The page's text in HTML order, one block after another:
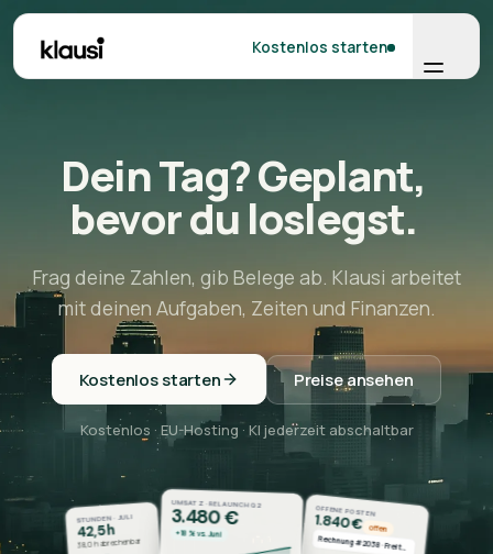
Kostenlos starten
DeinTag?Geplant,
bevorduloslegst.
Frag deine Zahlen, gib Belege ab. Klausi arbeitet
mit deinen Aufgaben, Zeiten und Finanzen.
Kostenlos starten Preise ansehen
Kostenlos · EU-Hosting · KI jederzeit abschaltbar
STUNDEN · JULI
42,5 h
38,0 h abrechenbar
UMSATZ · RELAUNCH Q2
3.480 €
+18 % vs. Juni
OFFENE POSTEN
1.840 € offen
Rechnung #2038 · Freitag